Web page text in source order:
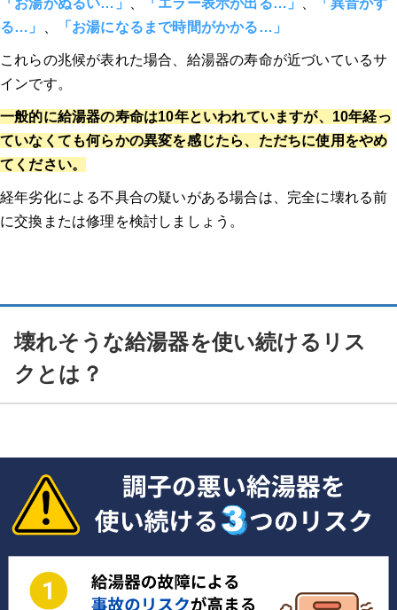
「お湯がぬるい…」 「エラー表示が出る…」
「異音がす
る…」
「お湯になるまで時間がかかる…」
これらの兆候が表れた場合、給湯器の寿命が近づいているサ
インです。
一般的に給湯器の寿命は10年といわれていますが、10年経っ
ていなくても何らかの異変を感じたら、ただちに使用をやめ
てください。
経年劣化による不具合の疑いがある場合は、完全に壊れる前
に交換または修理を検討しましょう。
壊れそうな給湯器を使い続けるリス
クとは？